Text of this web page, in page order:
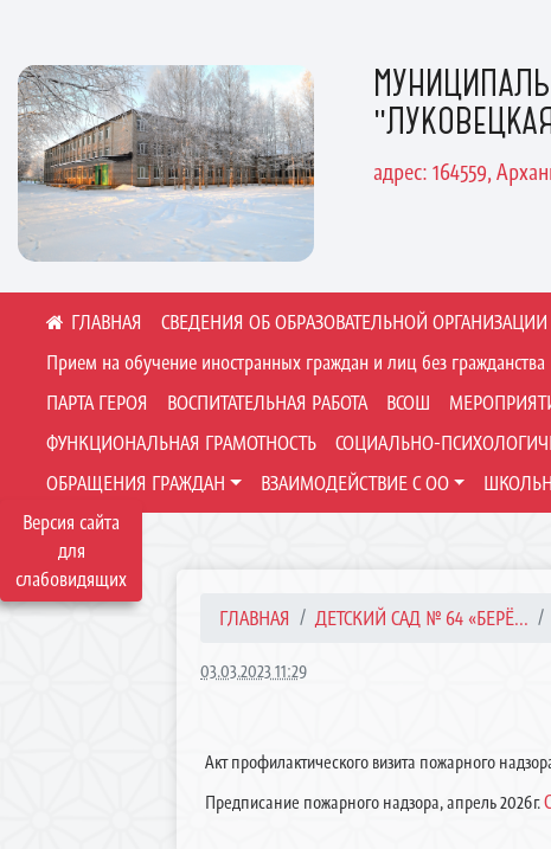
Версия сайта
для
слабовидящих
адрес: 164559,
СВЕДЕНИЯ ОБ ОБРАЗОВАТЕЛЬНОЙ ОРГАНИЗАЦИИ
Прием на обучение иностранных граждан и лиц без гражданства
ПАРТА ГЕРОЯ
ВОСПИТАТЕЛЬНАЯ РАБОТА ВСОШ
ФУНКЦИОНАЛЬНАЯ ГРАМОТНОСТЬ
СОЦИАЛЬНО-
ОБРАЩЕНИЯ ГРАЖДАН
ВЗАИМОДЕЙСТВИЕ С ОО
ГЛАВНАЯ ДЕТСКИЙ САД № 64 «БЕРЁ...
03.03.2023 11:29
Акт профилактического визита пожарного
Предписание пожарного надзора, апрель 2026г.